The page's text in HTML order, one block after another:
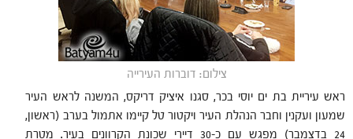
צילום: דוברות העירייה
ראש עיריית בת ים יוסי בכר, סגנו איציק דריקס, המשנה לראש העיר
שמעון ועקנין וחבר הנהלת העיר ויקטור טל קיימו אתמול בערב (ראשון,
24 בדצמבר) מפגש עם כ-30 דיירי שכונת הקרוונים בעיר. מטרת